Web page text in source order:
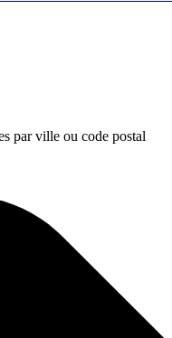
par ville ou code postal